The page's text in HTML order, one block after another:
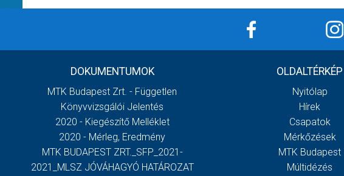
DOKUMENTUMOK
MTK Budapest Zrt. - Független
Könyvvizsgálói Jelentés
2020 - Kiegészítő Melléklet
2020 - Mérleg, Eredmény
MTK BUDAPEST ZRT._SFP_2021-
2021_MLSZ JÓVÁHAGYÓ HATÁROZAT
OLDALTÉRKÉP
Nyitólap
Hírek
Csapatok
Mérkőzések
MTK Budapest
Múltidézés